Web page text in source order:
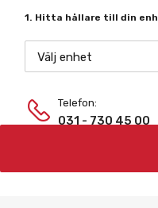
1. Hitta hållare till din
Välj enhet
Telefon:
031 - 730 45 00